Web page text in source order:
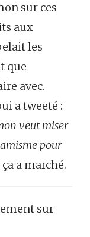
sur ces
aux
les
que
avec.
a tweeté :
veut miser
pour
a marché.
sur